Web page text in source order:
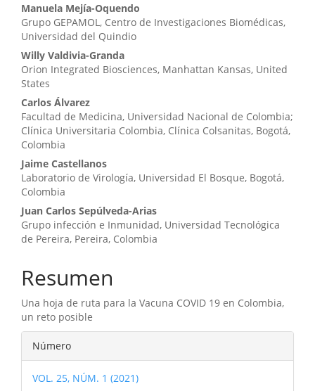
Manuela Mejía-Oquendo
Grupo GEPAMOL, Centro de Investigaciones Biomédicas,
Universidad del Quindio
Willy Valdivia-Granda
Orion Integrated Biosciences, Manhattan Kansas, United
States
Carlos Álvarez
Facultad de Medicina, Universidad Nacional de Colombia;
Clínica Universitaria Colombia, Clínica Colsanitas, Bogotá,
Colombia
Jaime Castellanos
Laboratorio de Virología, Universidad El Bosque, Bogotá,
Colombia
Juan Carlos Sepúlveda-Arias
Grupo infección e Inmunidad, Universidad Tecnológica
de Pereira, Pereira, Colombia
Resumen
Una hoja de ruta para la Vacuna COVID 19 en Colombia,
un reto posible
Detalles
del
Número
VOL. 25, NÚM. 1 (2021)